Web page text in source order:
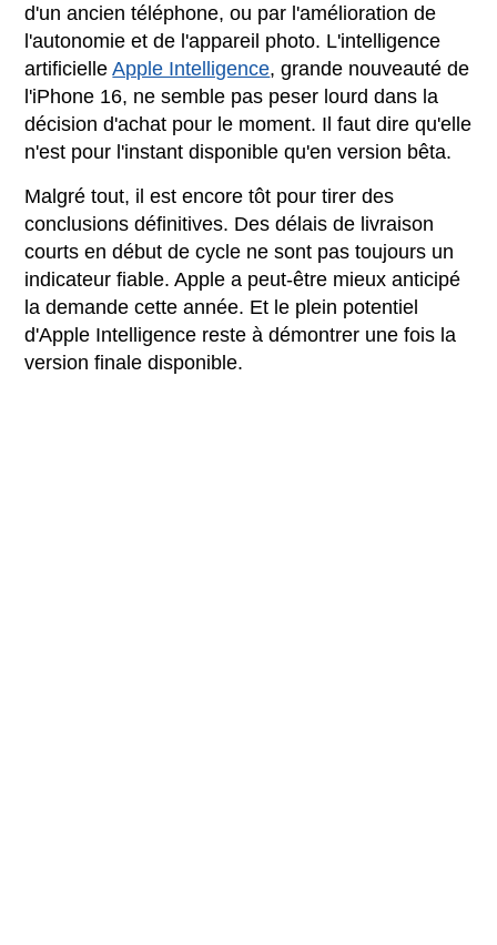
d'un ancien téléphone, ou par l'amélioration de
l'autonomie et de l'appareil photo. L'intelligence
artificielleApple Intelligence, grande nouveauté de
l'iPhone 16, ne semble pas peser lourd dans la
décision d'achat pour le moment. Il faut dire qu'elle
n'est pour l'instant disponible qu'en version bêta.
Malgré tout, il est encore tôt pour tirer des
conclusions définitives. Des délais de livraison
courts en début de cycle ne sont pas toujours un
indicateur fiable. Apple a peut-être mieux anticipé
la demande cette année. Et le plein potentiel
d'Apple Intelligence reste à démontrer une fois la
version finale disponible.